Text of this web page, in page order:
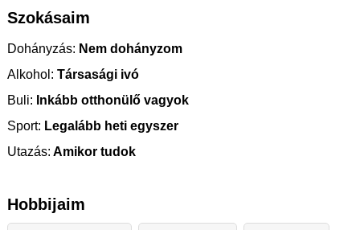
Szokásaim
Dohányzás: Nem dohányzom
Alkohol: Társasági ivó
Buli: Inkább otthonülő vagyok
Sport: Legalább heti egyszer
Utazás: Amikor tudok
Hobbijaim